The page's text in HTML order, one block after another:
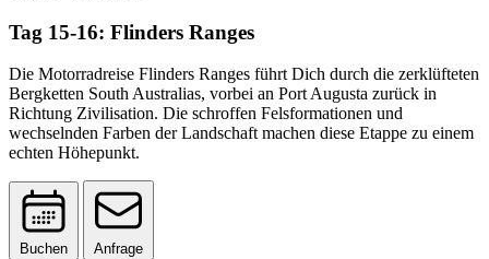
Tag 15-16: Flinders Ranges
Die Motorradreise Flinders Ranges führt Dich durch die zerklüfteten
Bergketten South Australias, vorbei an Port Augusta zurück in
Richtung Zivilisation. Die schroffen Felsformationen und
wechselnden Farben der Landschaft machen diese Etappe zu einem
echten Höhepunkt.
Buchen Anfrage